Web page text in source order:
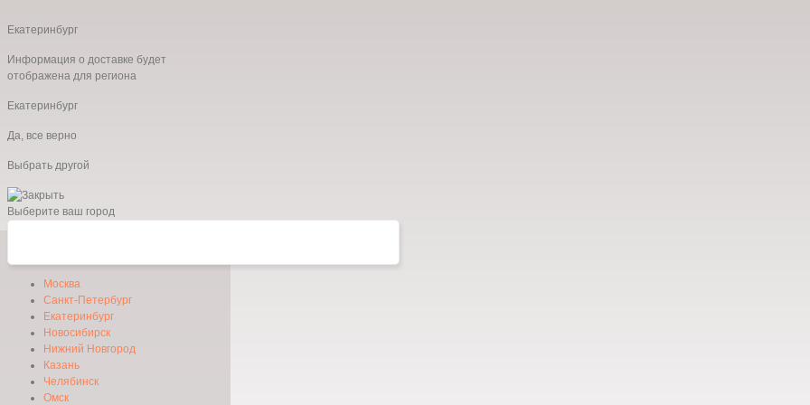
Екатеринбург
Информация о доставке будет
отображена для региона
Екатеринбург
Да, все верно
Выбрать другой
Выберите ваш город
Москва
Санкт-Петербург
Екатеринбург
Новосибирск
Нижний Новгород
Казань
Челябинск
Омск